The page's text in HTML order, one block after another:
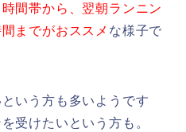
間帯から、翌朝ランニン
までがおススメ な様子で
いう方も多いようです
受けたいという方も。